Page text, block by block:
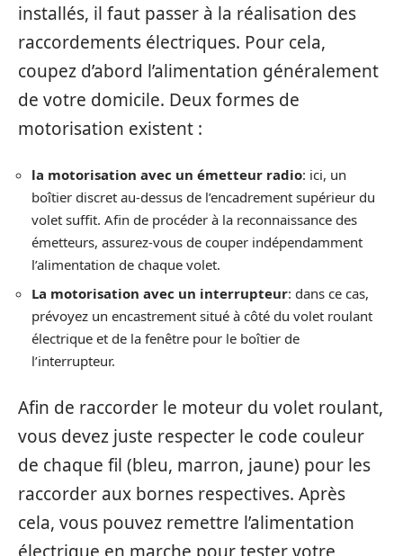
installés, il faut passer à la réalisation des
raccordements électriques. Pour cela,
coupez d’abord l’alimentation généralement
de votre domicile. Deux formes de
motorisation existent :
la motorisation avec un émetteur radio: ici, un
boîtier discret au-dessus de l’encadrement supérieur du
volet suffit. Afin de procéder à la reconnaissance des
émetteurs, assurez-vous de couper indépendamment
l’alimentation de chaque volet.
La motorisation avec un interrupteur: dans ce cas,
prévoyez un encastrement situé à côté du volet roulant
électrique et de la fenêtre pour le boîtier de
l’interrupteur.
Afin de raccorder le moteur du volet roulant,
vous devez juste respecter le code couleur
de chaque fil (bleu, marron, jaune) pour les
raccorder aux bornes respectives. Après
cela, vous pouvez remettre l’alimentation
électrique en marche pour tester votre